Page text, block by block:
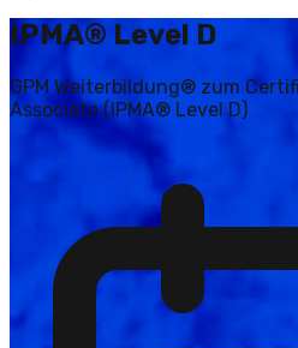
IPMA® Level D
GPM Weiterbildung® zum
Associate (IPMA® Level D)